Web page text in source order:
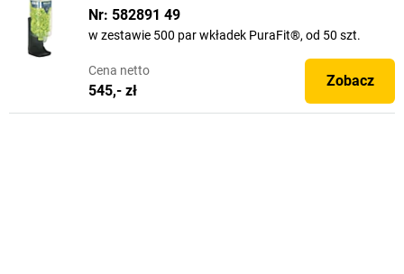
Nr: 582891 49
w zestawie 500 par wkładek PuraFit®, od 50 szt.
Cena netto
545,- zł
Zobacz